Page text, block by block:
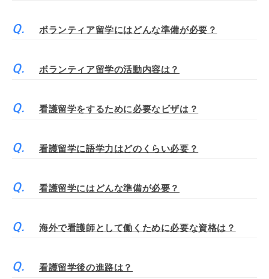
ボランティア留学にはどんな準備が必要？
ボランティア留学の活動内容は？
看護留学をするために必要なビザは？
看護留学に語学力はどのくらい必要？
看護留学にはどんな準備が必要？
海外で看護師として働くために必要な資格は？
看護留学後の進路は？